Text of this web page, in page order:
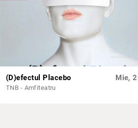
(D)efectul Placebo
TNB - Amfiteatru
Mie,